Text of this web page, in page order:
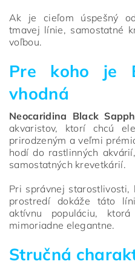
Ak je cieľom úspešný
tmavej línie, samostatné
voľbou.
Pre koho je
vhodná
Neocaridina Black
akvaristov, ktorí chcú
prirodzeným a veľmi
hodí do rastlinných
samostatných krevetkárií.
Pri správnej
prostredí dokáže táto
aktívnu populáciu,
mimoriadne elegantne.
Stručná